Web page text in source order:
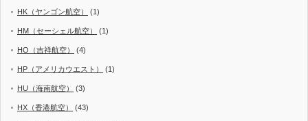
HK（ヤンゴン航空） (1)
HM（セーシェル航空） (1)
HO（吉祥航空） (4)
HP（アメリカウエスト） (1)
HU（海南航空） (3)
HX（香港航空） (43)